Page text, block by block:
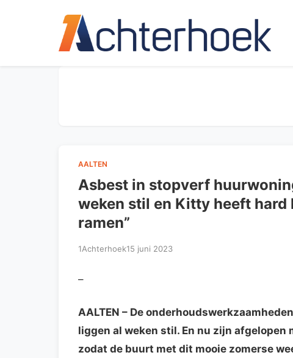
AALTEN
Asbest in stopverf
weken stil en Kitty heeft
ramen”
1Achterhoek15 juni 2023
–
AALTEN – De
liggen al weken stil. En nu zijn afgelopen
zodat de buurt met dit mooie zomerse